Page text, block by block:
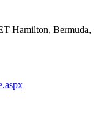
Hamilton, Bermuda,